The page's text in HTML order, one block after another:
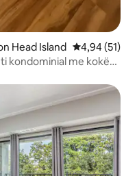
Head Island Vlerësimi
4,94 (51)
kondominial me kokë